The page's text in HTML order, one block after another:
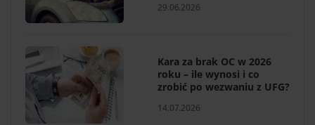
29.06.2026
Kara za brak OC w 2026
roku – ile wynosi i co
zrobić po wezwaniu z UFG?
14.07.2026